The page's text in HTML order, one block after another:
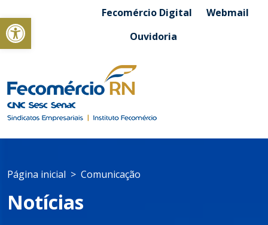
Abrir a barra de ferramentasFecomércio Digital
Webmail
Ouvidoria
Página inicial Comunicação
Notícias